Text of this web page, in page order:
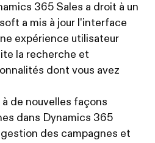
365 Sales a droit à un
a mis à jour l'interface
expérience utilisateur
la recherche et
dont vous avez
de nouvelles façons
dans Dynamics 365
des campagnes et